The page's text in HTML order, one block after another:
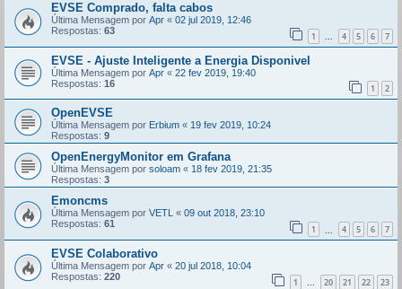
EVSE Comprado, falta cabos
Última Mensagem por Apr « 02 jul 2019, 12:46
Respostas: 63 1 ... 4 5 6 7
EVSE - Ajuste Inteligente a Energia Disponivel
Última Mensagem por Apr « 22 fev 2019, 19:40
Respostas: 16 1 2
OpenEVSE
Última Mensagem por Erbium « 19 fev 2019, 10:24
Respostas: 9
OpenEnergyMonitor em Grafana
Última Mensagem por soloam « 18 fev 2019, 21:35
Respostas: 3
Emoncms
Última Mensagem por VETL « 09 out 2018, 23:10
Respostas: 61 1 4 5 6 7
EVSE Colaborativo
Última Mensagem por Apr « 20 jul 2018, 10:04
Respostas: 220 1 ... 20 21 22 23